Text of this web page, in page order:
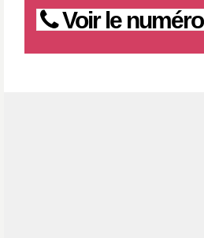
Voir le numéro